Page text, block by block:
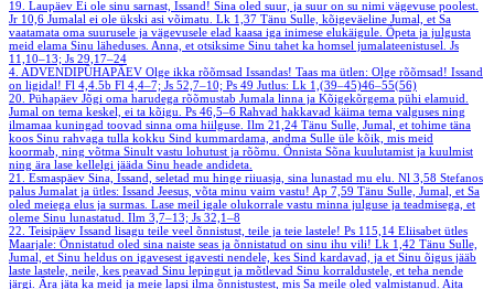
19. Laupäev Ei ole sinu sarnast, Issand! Sina oled suur, ja suur on su nimi vägevuse poolest.
Jr 10,6 Jumalal ei ole ükski asi võimatu. Lk 1,37 Tänu Sulle, kõigeväeline Jumal, et Sa
vaatamata oma suurusele ja vägevusele elad kaasa iga inimese elukäigule. Õpeta ja julgusta
meid elama Sinu läheduses. Anna, et otsiksime Sinu tahet ka homsel jumalateenistusel. Js
11,10–13; Js 29,17–24
4. ADVENDIPÜHAPÄEV Olge ikka rõõmsad Issandas! Taas ma ütlen: Olge rõõmsad! Issand
on ligidal! Fl 4,4.5b Fl 4,4–7; Js 52,7–10; Ps 49 Jutlus: Lk 1,(39–45)46–55(56)
20. Pühapäev Jõgi oma harudega rõõmustab Jumala linna ja Kõigekõrgema pühi elamuid.
Jumal on tema keskel, ei ta kõigu. Ps 46,5–6 Rahvad hakkavad käima tema valguses ning
ilmamaa kuningad toovad sinna oma hiilguse. Ilm 21,24 Tänu Sulle, Jumal, et tohime täna
koos Sinu rahvaga tulla kokku Sind kummardama, andma Sulle üle kõik, mis meid
koormab, ning võtma Sinult vastu lohutust ja rõõmu. Õnnista Sõna kuulutamist ja kuulmist
ning ära lase kellelgi jääda Sinu heade andideta.
21. Esmaspäev Sina, Issand, seletad mu hinge riiuasja, sina lunastad mu elu. Nl 3,58 Stefanos
palus Jumalat ja ütles: Issand Jeesus, võta minu vaim vastu! Ap 7,59 Tänu Sulle, Jumal, et Sa
oled meiega elus ja surmas. Lase meil igale olukorrale vastu minna julguse ja teadmisega, et
oleme Sinu lunastatud. Ilm 3,7–13; Js 32,1–8
22. Teisipäev Issand lisagu teile veel õnnistust, teile ja teie lastele! Ps 115,14 Eliisabet ütles
Maarjale: Õnnistatud oled sina naiste seas ja õnnistatud on sinu ihu vili! Lk 1,42 Tänu Sulle,
Jumal, et Sinu heldus on igavesest igavesti nendele, kes Sind kardavad, ja et Sinu õigus jääb
laste lastele, neile, kes peavad Sinu lepingut ja mõtlevad Sinu korraldustele, et teha nende
järgi. Ära jäta ka meid ja meie lapsi ilma õnnistustest, mis Sa meile oled valmistanud. Aita